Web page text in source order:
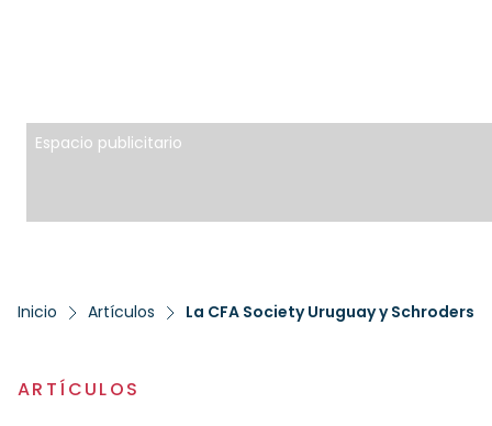
Espacio publicitario
Inicio Artículos La CFA Society Uruguay y
ARTÍCULOS